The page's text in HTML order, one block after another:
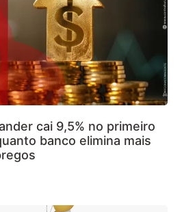
cai 9,5% no primeiro
banco elimina mais